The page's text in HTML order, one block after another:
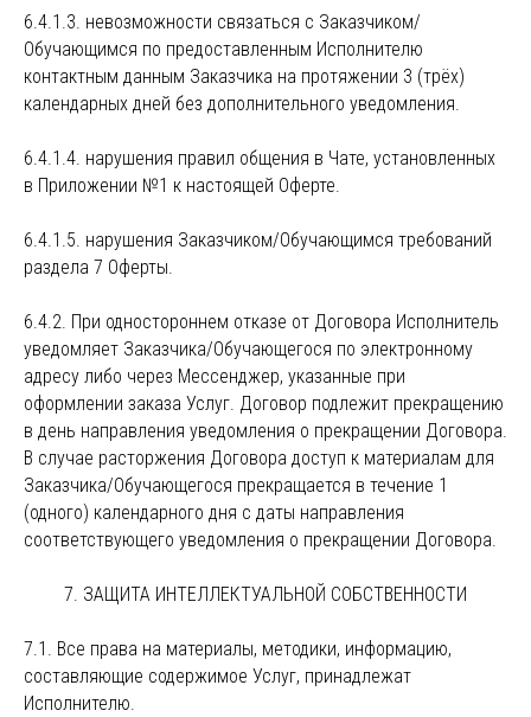
6.4.1.3. невозможности связаться с Заказчиком/
Обучающимся по предоставленным Исполнителю
контактным данным Заказчика на протяжении 3 (трёх)
календарных дней без дополнительного уведомления.
6.4.1.4. нарушения правил общения в Чате, установленных
в Приложении №1 к настоящей Оферте.
6.4.1.5. нарушения Заказчиком/Обучающимся требований
раздела 7 Оферты.
6.4.2. При одностороннем отказе от Договора Исполнитель
уведомляет Заказчика/Обучающегося по электронному
адресу либо через Мессенджер, указанные при
оформлении заказа Услуг. Договор подлежит прекращению
в день направления уведомления о прекращении Договора.
В случае расторжения Договора доступ к материалам для
Заказчика/Обучающегося прекращается в течение 1
(одного) календарного дня с даты направления
соответствующего уведомления о прекращении Договора.
7. ЗАЩИТА ИНТЕЛЛЕКТУАЛЬНОЙ СОБСТВЕННОСТИ
7.1. Все права на материалы, методики, информацию,
составляющие содержимое Услуг, принадлежат
Исполнителю.